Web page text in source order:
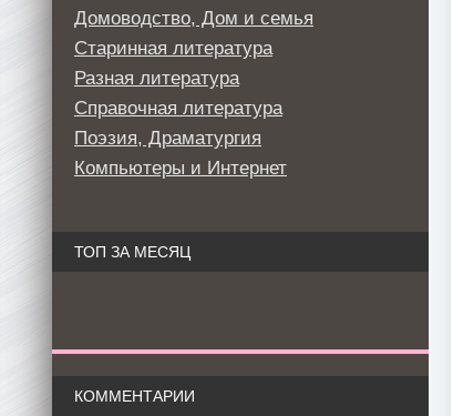
Домоводство, Дом и семья
Старинная литература
Разная литература
Справочная литература
Поэзия, Драматургия
Компьютеры и Интернет
ТОП ЗА МЕСЯЦ
КОММЕНТАРИИ